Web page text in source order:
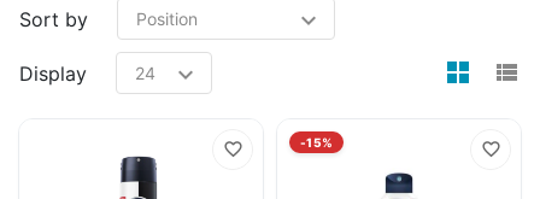
Sort by
Display
-15%